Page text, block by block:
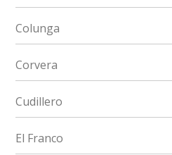
Colunga
Corvera
Cudillero
El Franco